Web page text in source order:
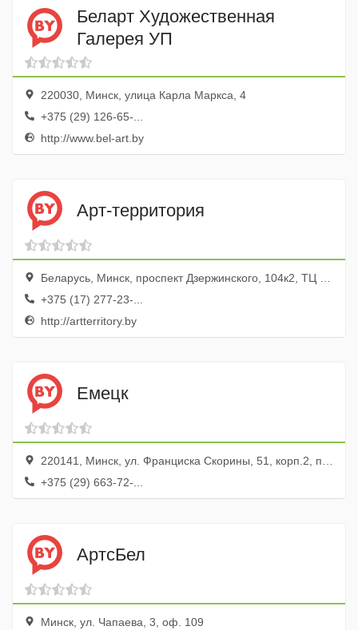
Беларт Художественная
Галерея УП
220030, Минск, улица Карла Маркса, 4
+375 (29) 126-65-...
http://www.bel-art.by
Арт-территория
Беларусь, Минск, проспект Дзержинского, 104к2, ТЦ Титан, эт. 3
+375 (17) 277-23-...
http://artterritory.by
Емецк
220141, Минск, ул. Франциска Скорины, 51, корп.2, пом. 19ц
+375 (29) 663-72-...
АртсБел
Минск, ул. Чапаева, 3, оф. 109